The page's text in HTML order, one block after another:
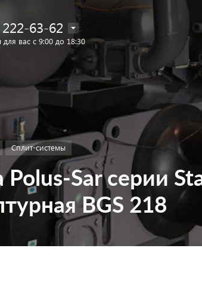
63-62
для вас с 9:00 до 18:30
Сплит-системы
Sar серии
BGS 218